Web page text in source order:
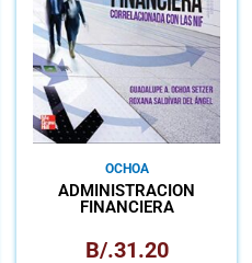
OCHOA
ADMINISTRACIÓN
FINANCIERA
B/.31.20